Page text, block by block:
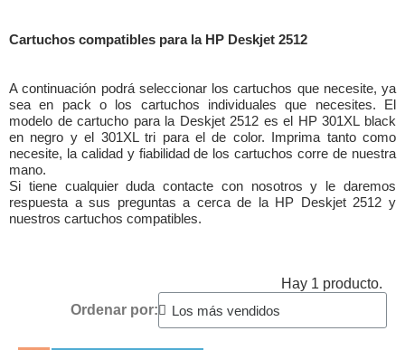
Cartuchos compatibles para la HP Deskjet 2512
A continuación podrá seleccionar los cartuchos que necesite, ya
sea en pack o los cartuchos individuales que necesites. El
modelo de cartucho para la Deskjet 2512 es el HP 301XL black
en negro y el 301XL tri para el de color. Imprima tanto como
necesite, la calidad y fiabilidad de los cartuchos corre de nuestra
mano.
Si tiene cualquier duda contacte con nosotros y le daremos
respuesta a sus preguntas a cerca de la HP Deskjet 2512 y
nuestros cartuchos compatibles.
Hay 1 producto.
Ordenar por: